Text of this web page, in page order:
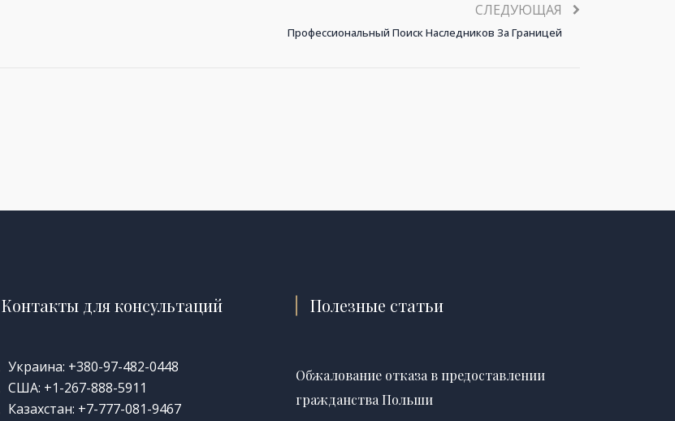
СЛЕДУЮЩАЯ
Профессиональный Поиск Наследников За Границей
Контакты для консультаций
Украина: +380-97-482-0448
США: +1-267-888-5911
Казахстан: +7-777-081-9467
Полезные статьи
Обжалование отказа в предоставлении
гражданства Польши